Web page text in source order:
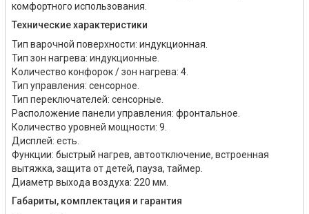
комфортного использования.
Технические характеристики
Тип варочной поверхности: индукционная.
Тип зон нагрева: индукционные.
Количество конфорок / зон нагрева: 4.
Тип управления: сенсорное.
Тип переключателей: сенсорные.
Расположение панели управления: фронтальное.
Количество уровней мощности: 9.
Дисплей: есть.
Функции: быстрый нагрев, автоотключение, встроенная
вытяжка, защита от детей, пауза, таймер.
Диаметр выхода воздуха: 220 мм.
Габариты, комплектация и гарантия